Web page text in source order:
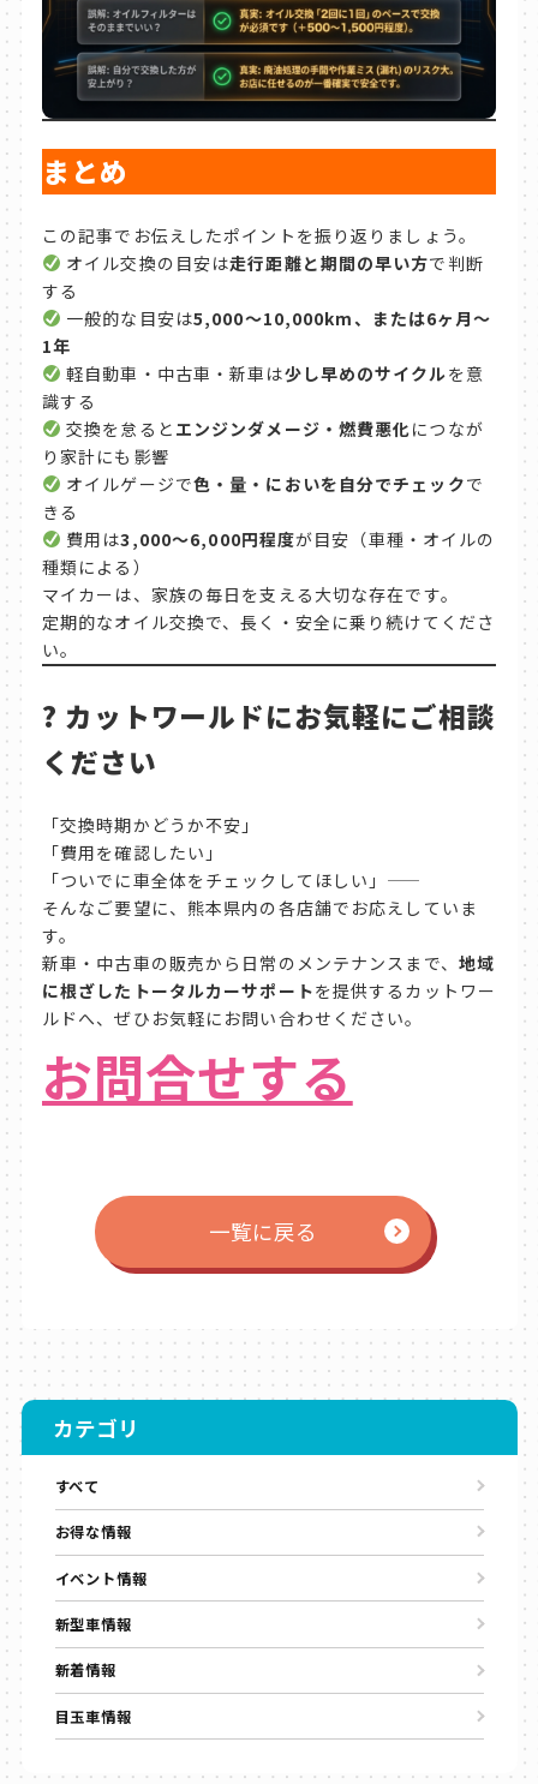
まとめ
この記事でお伝えしたポイントを振り返りましょう。
オイル交換の目安は走行距離と期間の早い方で判断
する
一般的な目安は5,000〜10,000km、または6ヶ月〜
1年
軽自動車・中古車・新車は少し早めのサイクルを意
識する
交換を怠ると エンジンダメージ・燃費悪化につなが
り家計にも影響
オイルゲージで色・量・においを自分でチェックで
きる
費用は3,000〜6,000円程度が目安（車種・オイルの
種類による）
マイカーは、家族の毎日を支える大切な存在です。
定期的なオイル交換で、長く・安全に乗り続けてくださ
い。
? カットワールドにお気軽にご相談
ください
「交換時期かどうか不安」
「費用を確認したい」
「ついでに車全体をチェックしてほしい」——
そんなご要望に、熊本県内の各店舗でお応えしていま
す。
新車・中古車の販売から日常のメンテナンスまで、 地域
に根ざしたトータルカーサポートを提供するカットワー
ルドへ、ぜひお気軽にお問い合わせください。
お問合せする
一覧に戻る
カテゴリ
すべて
お得な情報
イベント情報
新型車情報
新着情報
目玉車情報